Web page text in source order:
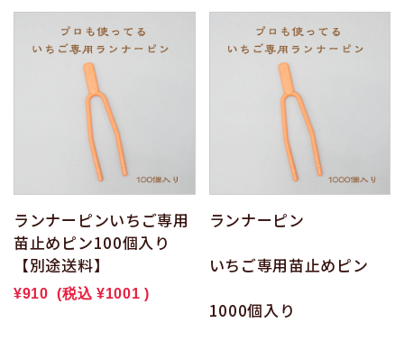
ランナーピンいちご専用
苗止めピン100個入り
【別途送料】
¥910 (税込 ¥1001 )
ランナーピン
いちご専用苗止めピン
1000個入り